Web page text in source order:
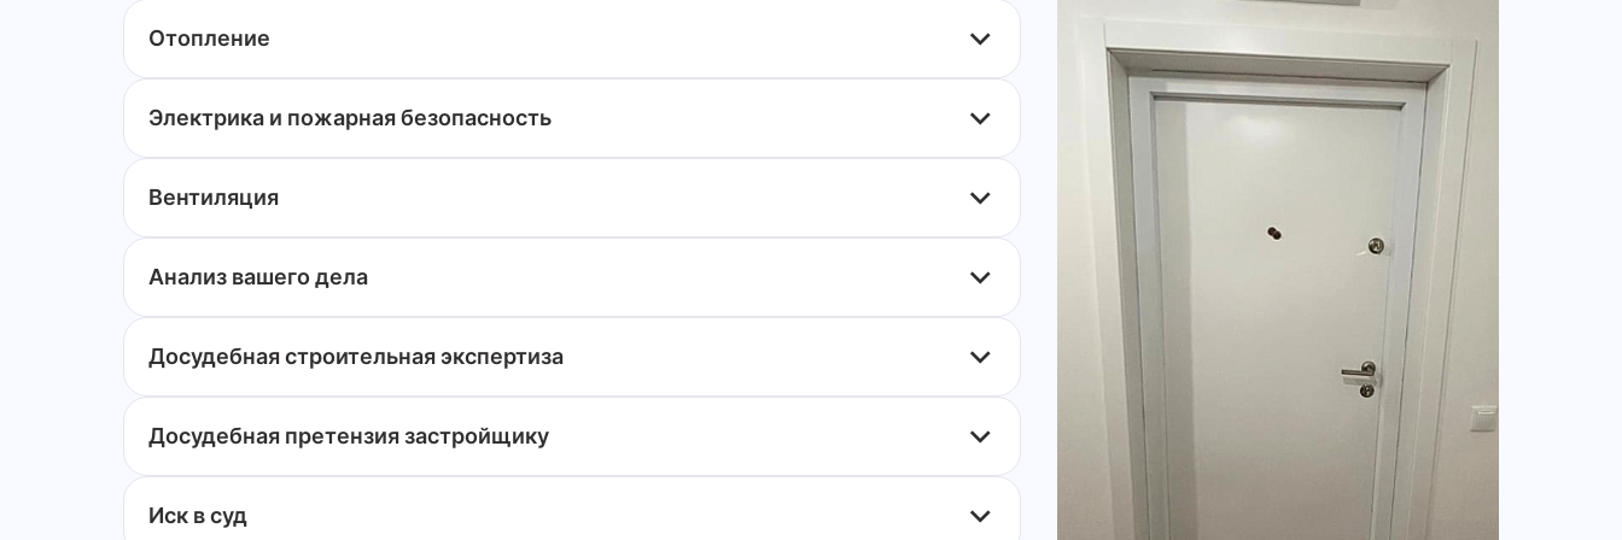
Отопление
Электрика и пожарная безопасность
Вентиляция
Анализ вашего дела
Досудебная строительная экспертиза
Досудебная претензия застройщику
Иск в суд